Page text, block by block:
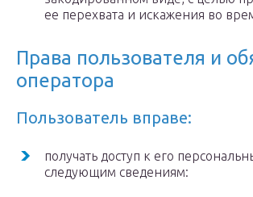
ее перехвата и искажения во
Права пользователя и
оператора
Пользователь вправе:
получать доступ к его
следующим сведениям: